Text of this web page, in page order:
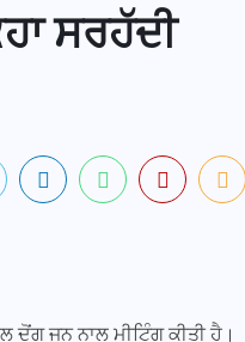
ਸਰਹੱਦੀ
ਜੂਨ ਨਾਲ ਮੀਟਿੰਗ ਕੀਤੀ ਹੈ।